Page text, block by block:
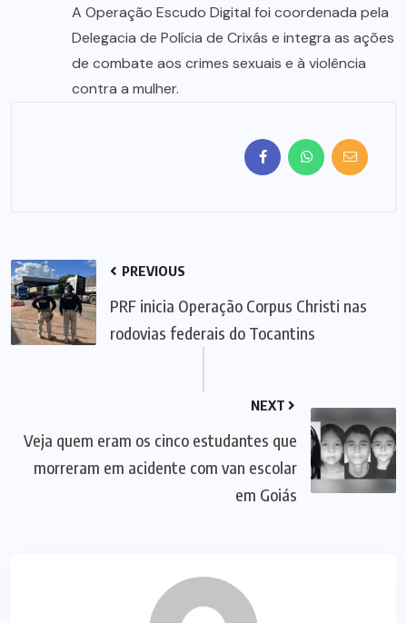
A Operação Escudo Digital foi coordenada pela
Delegacia de Polícia de Crixás e integra as ações
de combate aos crimes sexuais e à violência
contra a mulher.
PREVIOUS
PRF inicia Operação Corpus Christi nas
rodovias federais do Tocantins
NEXT
Veja quem eram os cinco estudantes que
morreram em acidente com van escolar
em Goiás